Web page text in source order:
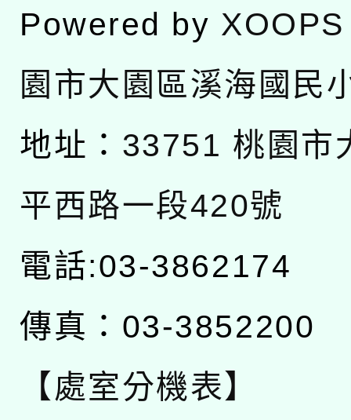
Powered by XOOPS
園市大園區溪海國民
地址： 33751 桃園市
平西路一段420號
電話:03-3862174
傳真：03-3852200
【處室分機表】